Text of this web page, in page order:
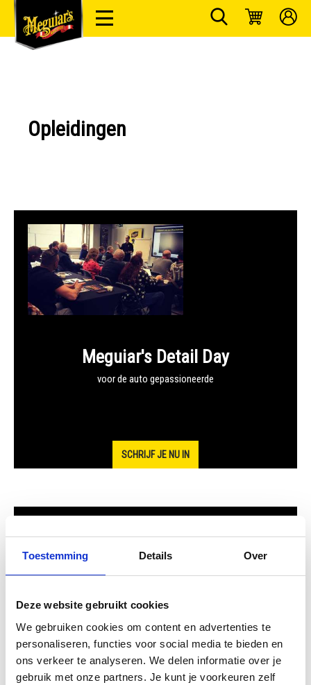
Toestemming Details Over
Deze website gebruikt cookies
We gebruiken cookies om content en advertenties te
personaliseren, functies voor social media te bieden en
ons verkeer te analyseren. We delen informatie over je
gebruik met onze partners. Je kunt je voorkeuren zelf
Opleidingen
Meguiar's Detail Day
voor de auto gepassioneerde
SCHRIJF JE NU IN
Meguiar's Detailer Training
voor detailers, garage’s, carrosserie, tweedehandsdealers,
carwashes